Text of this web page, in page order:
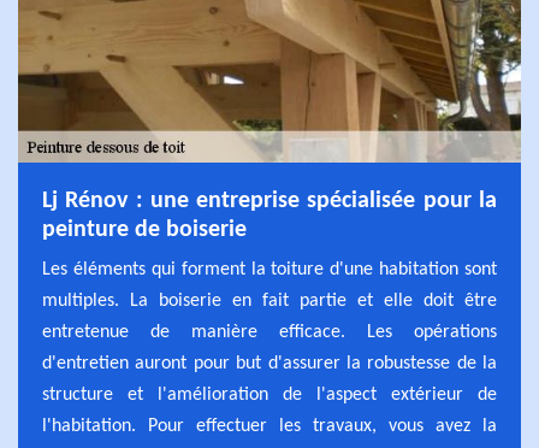
Lj Rénov : une entreprise spécialisée pour la
peinture de boiserie
Les éléments qui forment la toiture d'une habitation sont
multiples. La boiserie en fait partie et elle doit être
entretenue de manière efficace. Les opérations
d'entretien auront pour but d'assurer la robustesse de la
structure et l'amélioration de l'aspect extérieur de
l'habitation. Pour effectuer les travaux, vous avez la